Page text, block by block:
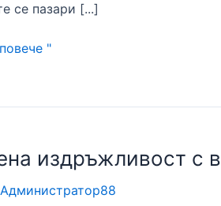
се пазари [...]
"
издръжливост с
Администратор88